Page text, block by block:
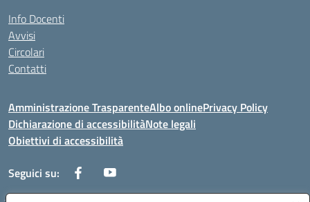
Info Docenti
Avvisi
Circolari
Contatti
Amministrazione TrasparenteAlbo onlinePrivacy Policy
Dichiarazione di accessibilitàNote legali
Obiettivi di accessibilità
Seguici su: